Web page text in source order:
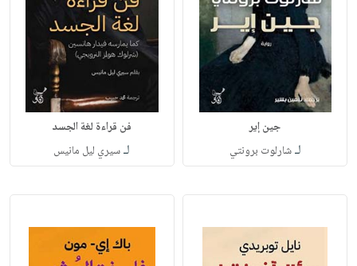
جين إير
لـشارلوت برونتي
فن قراءة لغة الجسد
لـسيري ليل مانيس